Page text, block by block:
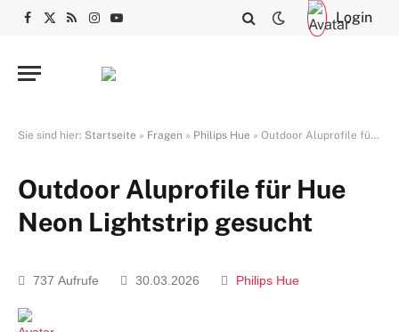
Facebook
X
RSSInstagram
YouTube Login
Sie sind hier: Startseite » Fragen » Philips Hue » Outdoor Aluprofile für Hue Neon Lightstrip gesucht
Outdoor Aluprofile für Hue
Neon Lightstrip gesucht
737 Aufrufe 30.03.2026 Philips Hue